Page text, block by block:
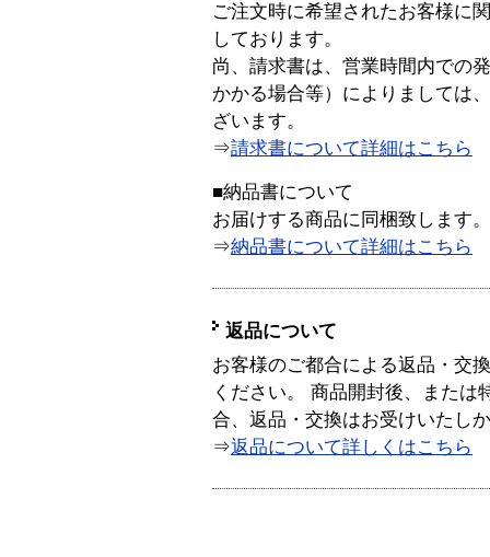
ご注文時に希望されたお客様に
しております。
尚、請求書は、営業時間内での
かかる場合等）によりましては
ざいます。
⇒請求書について詳細はこちら
■納品書について
お届けする商品に同梱致します。
⇒納品書について詳細はこちら
返品について
お客様のご都合による返品・交
ください。 商品開封後、または
合、返品・交換はお受けいたし
⇒返品について詳しくはこちら